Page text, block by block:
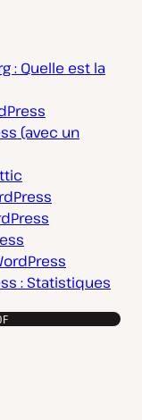
: Quelle est la
(avec un
: Statistiques